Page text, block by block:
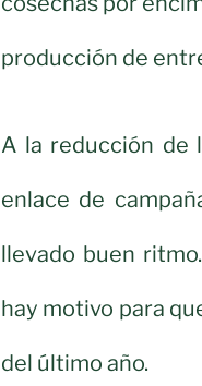
producción de
A la reducción de
enlace de
llevado buen
hay motivo para
del último año.